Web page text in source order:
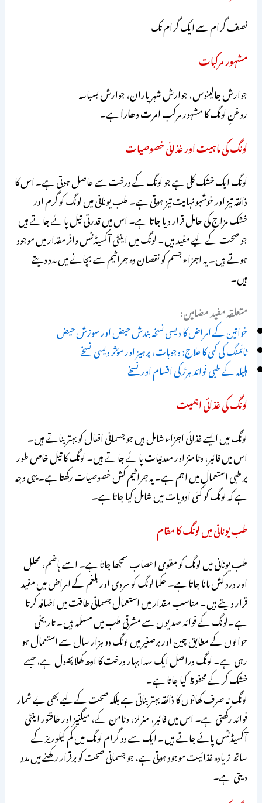
نصف گرام سے ایک گرام تک
مشہور مرکبات
جوارش جالینوس، جوارش شہریاران، جوارش بسباسہ
روغنِ لونگ کا مشہور مرکبامرت دھاراہے۔
لونگ کی ماہیت اور غذائی خصوصیات
لونگ ایک خشک کلی ہے جو لونگ کے درخت سے حاصل ہوتی ہے۔ اس کا
ذائقہ تیز اور خوشبو نہایت تیز ہوتی ہے۔ طب یونانی میں لونگ کو گرم اور
خشک مزاج کی حامل قرار دیا جاتا ہے۔ اس میں قدرتی تیل پائے جاتے ہیں
جو صحت کے لیے مفید ہیں۔ لونگ میں اینٹی آکسیڈنٹس وافر مقدار میں موجود
ہوتے ہیں۔ یہ اجزاء جسم کو نقصان دہ جراثیم سے بچانے میں مدد دیتے
ہیں۔
متعلقہ مفید مضامین:
خواتین کے امراض کا دیسی نسخہ بندش حیض اور سوزش حیض
ٹائمنگ کی کمی کا علاج: وجوہات، پرہیز اور مؤثر دیسی نسخے
ہلیلہ کے طبی فوائد ہرڑ کی اقسام اور نسخے
لونگ کی غذائی اہمیت
لونگ میں ایسے غذائی اجزاء شامل ہیں جو جسمانی افعال کو بہتر بناتے ہیں۔
اس میں فائبر، وٹامنز اور معدنیات پائے جاتے ہیں۔ لونگ کا تیل خاص طور
پر طبی استعمال میں اہم ہے۔ یہ جراثیم کش خصوصیات رکھتا ہے۔ یہی وجہ
ہے کہ لونگ کو کئی ادویات میں شامل کیا جاتا ہے۔
طب یونانی میں لونگ کا مقام
طب یونانی میں لونگ کو مقوی اعصاب سمجھا جاتا ہے۔ اسے ہاضم، محلل
اور درد کش مانا جاتا ہے۔ حکما لونگ کو سردی اور بلغم کے امراض میں مفید
قرار دیتے ہیں۔ مناسب مقدار میں استعمال جسمانی طاقت میں اضافہ کرتا
ہے۔لونگ کے فوائد صدیوں سے مشرقی طب میں مسلمہ ہیں۔ تاریخی
حوالوں کے مطابق چین اور برصغیر میں لونگ دو ہزار سال سے استعمال ہو
رہی ہے۔ لونگ دراصل ایک سدا بہار درخت کا ادھ کھلا پھول ہے، جسے
خشک کر کے محفوظ کیا جاتا ہے۔
لونگ نہ صرف کھانوں کا ذائقہ بہتر بناتی ہے بلکہ صحت کے لیے بھی بے شمار
فوائد رکھتی ہے۔ اس میں فائبر، منرلز، وٹامن کے، میگنیز اور طاقتور اینٹی
آکسیڈنٹس پائے جاتے ہیں۔ ایک سے دو گرام لونگ میں کم کیلوریز کے
ساتھ زیادہ غذائیت موجود ہوتی ہے، جو جسمانی صحت کو برقرار رکھنے میں مدد
دیتی ہے۔